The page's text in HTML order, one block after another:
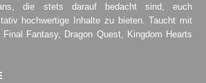
die stets darauf bedacht sind, euch
hochwertige Inhalte zu bieten. Taucht mit
Fantasy, Dragon Quest, Kingdom Hearts